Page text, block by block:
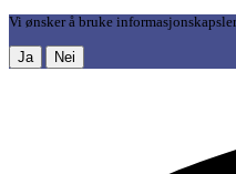
Vi ønsker å bruke
Ja Nei